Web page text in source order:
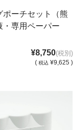
ポーチセット（熊
・専用ペーパー
¥8,750(税別)
( 税込 ¥9,625 )